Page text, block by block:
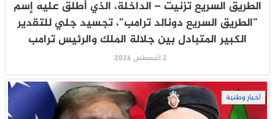
الطريق السريع تزنيت – الداخلة، الذي أطلق عليه إسم
“الطريق السريع دونالد ترامب”، تجسيد جلي للتقدير
الكبير المتبادل بين جلالة الملك والرئيس ترامب
2 أغسطس 2026
أخبار وطنية